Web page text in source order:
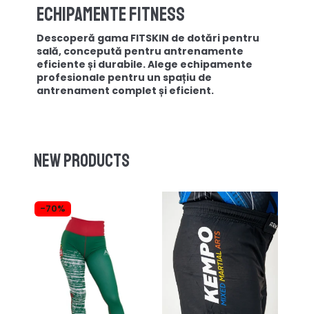
Echipamente Fitness
Descoperă gama FITSKIN de dotări pentru
sală, concepută pentru antrenamente
eficiente și durabile. Alege echipamente
profesionale pentru un spațiu de
antrenament complet și eficient.
New products
-70%